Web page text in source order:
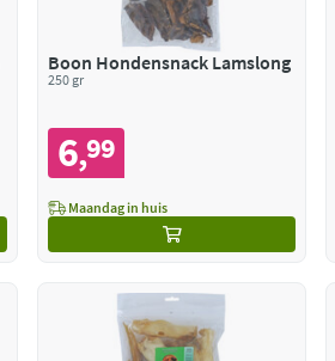
Boon Hondensnack Lamslong
250 gr
6,99
Maandag in huis